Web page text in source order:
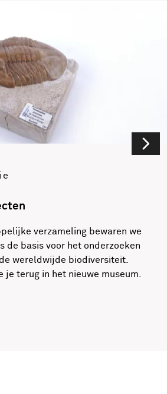
verzameling bewaren we
de basis voor het onderzoeken
wereldwijde biodiversiteit.
je terug in het nieuwe museum.